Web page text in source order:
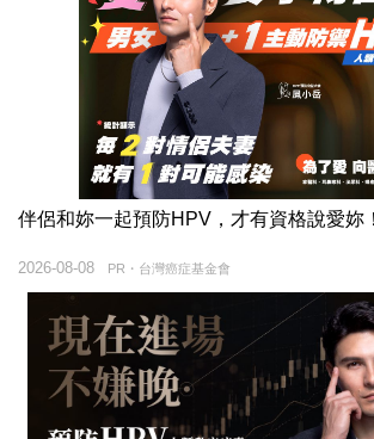
伴侶和妳一起預防HPV，才有資格說愛妳！
PR・台灣癌症基金會
2026-08-08